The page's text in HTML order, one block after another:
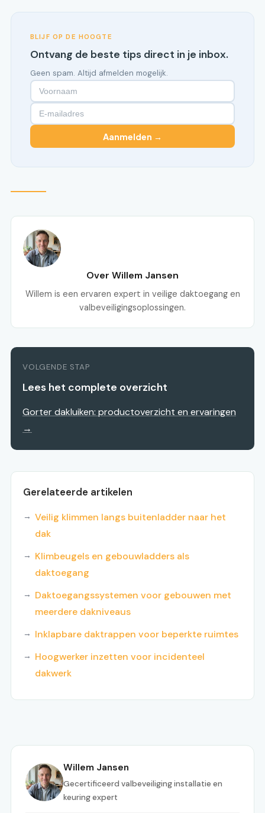
BLIJF OP DE HOOGTE
Ontvang de beste tips direct in je inbox.
Geen spam. Altijd afmelden mogelijk.
Aanmelden →
Over Willem Jansen
Willem is een ervaren expert in veilige daktoegang en
valbeveiligingsoplossingen.
VOLGENDE STAP
Lees het complete overzicht
Gorter dakluiken: productoverzicht en ervaringen
→
Gerelateerde artikelen
Veilig klimmen langs buitenladder naar het
dak
Klimbeugels en gebouwladders als
daktoegang
Daktoegangssystemen voor gebouwen met
meerdere dakniveaus
Inklapbare daktrappen voor beperkte ruimtes
Hoogwerker inzetten voor incidenteel
dakwerk
Willem Jansen
Gecertificeerd valbeveiliging installatie en
keuring expert